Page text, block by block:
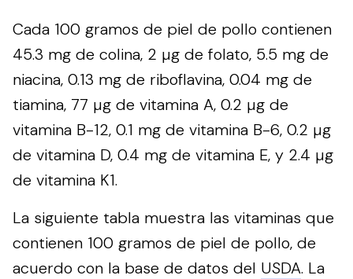
Cada 100 gramos de piel de pollo contienen
45.3 mg de colina, 2 µg de folato, 5.5 mg de
niacina, 0.13 mg de riboflavina, 0.04 mg de
tiamina, 77 µg de vitamina A, 0.2 µg de
vitamina B-12, 0.1 mg de vitamina B-6, 0.2 µg
de vitamina D, 0.4 mg de vitamina E, y 2.4 µg
de vitamina K1.
La siguiente tabla muestra las vitaminas que
contienen 100 gramos de piel de pollo, de
acuerdo con la base de datos del USDA. La